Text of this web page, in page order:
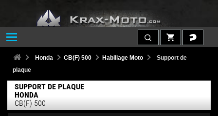
Honda CB(F) 500 Habillage Moto
Support de
plaque
SUPPORT DE PLAQUE
HONDA
CB(F) 500